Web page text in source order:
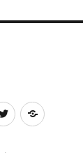
TwitterSeñal